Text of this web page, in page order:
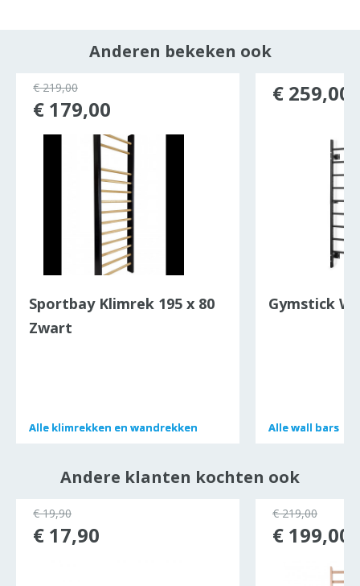
Anderen bekeken ook
Sportbay Klimrek 195 x 80
Zwart
Alle klimrekken en wandrekken
Alle klimrekken en wandrekken
€ 219,00
€ 179,00
Gymstick
Allewall bars
Allewall bars
€ 259,00
Andere klanten kochten ook
€ 19,90
€ 17,90
€ 219,00
€ 199,00